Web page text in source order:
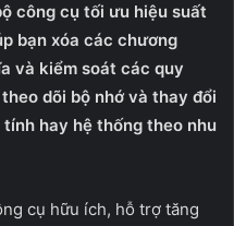
công cụ tối ưu hiệu suất
bạn xóa các chương
và kiểm soát các quy
dõi bộ nhớ và thay đổi
hay hệ thống theo nhu
cụ hữu ích, hỗ trợ tăng